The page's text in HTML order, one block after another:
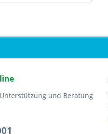
und Beratung